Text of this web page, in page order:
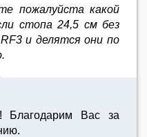
пожалуйста какой
стопа 24,5 см без
и делятся они по
Благодарим Вас за